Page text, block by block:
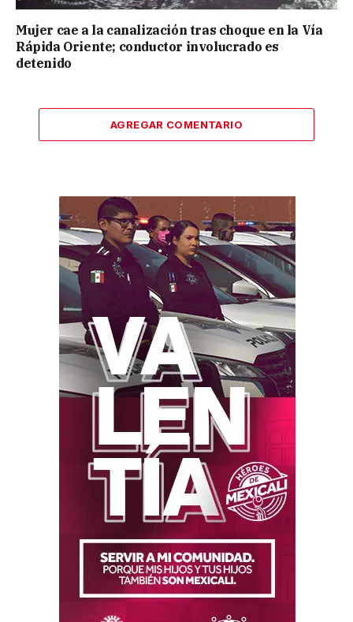
Mujer cae a la canalización tras choque en la Vía
Rápida Oriente; conductor involucrado es
detenido
AGREGAR COMENTARIO